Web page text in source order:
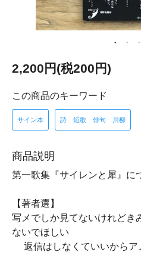
2,200円(税200円)
この商品のキーワード
サイン本 詩 短歌 俳句 川柳
商品説明
第一歌集『サイレンと犀』に
【著者選】
写メでしか見てないけれどき
ないでほしい
返信はしなくていいからア